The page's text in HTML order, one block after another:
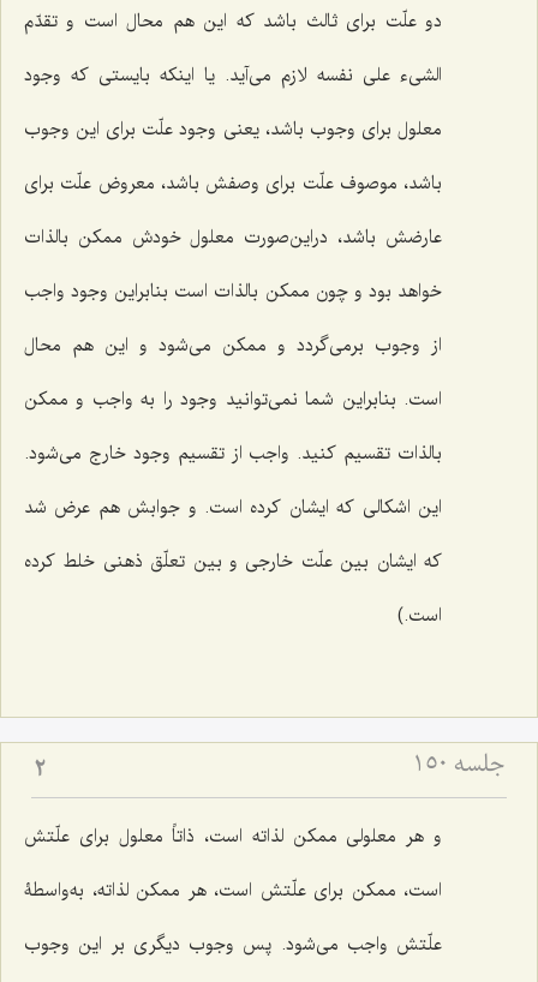
دو علّت براى ثالث باشد كه این هم محال است و تقدّم
الشیء علی نفسه لازم مى‌آید. یا اینكه بایستى که وجود
معلول براى وجوب باشد، یعنى وجود علّت براى این وجوب
باشد، موصوف علّت براى وصفش باشد، معروض علّت براى
عارضش باشد، دراین‌صورت معلول خودش ممكن بالذات
خواهد بود و چون ممكن بالذات است بنابراین وجود واجب
از وجوب برمى‌گردد و ممكن مى‌شود و این هم محال
است. بنابراین شما نمى‌توانید وجود را به‌ واجب و ممكن
بالذات تقسیم کنید. واجب از تقسیم وجود خارج مى‌شود.
این اشكالى كه ایشان كرده است. و جوابش هم عرض شد
كه ایشان بین علّت خارجى و بین تعلّق ذهنى خلط كرده
است.)
جلسه ۱۵۰ 2
و هر معلولی ممكن لذاته است، ذاتاً معلول براى علّتش
است، ممكن براى علّتش است، هر ممكن لذاته، به‌واسطۀ
علّتش واجب مى‌شود. پس وجوب دیگرى بر این وجوب